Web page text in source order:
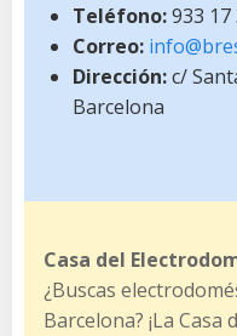
Teléfono:933 17
Correo:
Dirección:c/
Barcelona
Casa del
¿Buscas
Barcelona? ¡La